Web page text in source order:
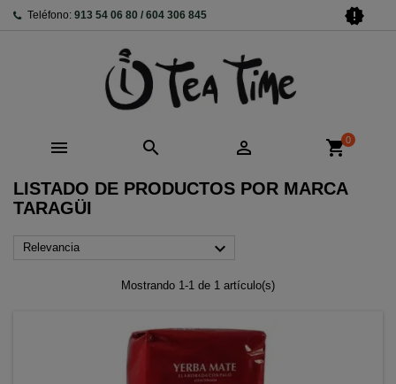
Teléfono: 913 54 06 80 / 604 306 845 new_releases
   shopping_cart0
LISTADO DE PRODUCTOS POR MARCA
TARAGÜI
Relevancia 
Mostrando 1-1 de 1 artículo(s)